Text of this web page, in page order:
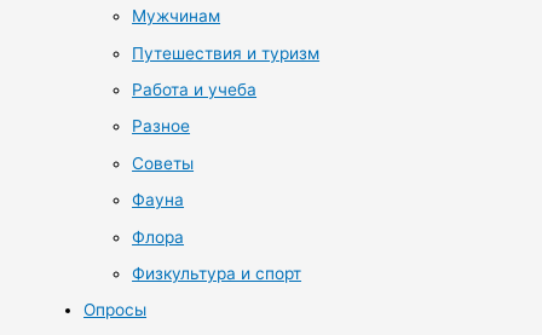
Мужчинам
Путешествия и туризм
Работа и учеба
Разное
Советы
Фауна
Флора
Физкультура и спорт
Опросы